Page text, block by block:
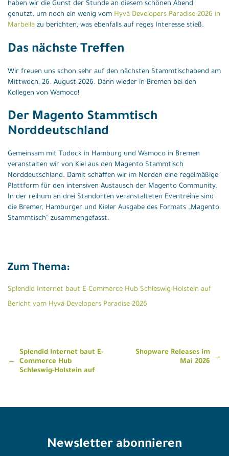
haben wir die Gunst der Stunde an diesem schönen Abend
genutzt, um noch ein wenig vom Hyvä Developers Paradise 2026 in
Marbella zu berichten, was ebenfalls auf reges Interesse stieß.
Das nächste Treffen
Wir freuen uns schon sehr auf den nächsten Stammtischabend am
Mittwoch, 26. August 2026. Dann wieder in Bremen bei den
Kollegen von Wamoco!
Der Magento Stammtisch
Norddeutschland
Gemeinsam mit Tudock in Hamburg und Wamoco in Bremen
veranstalten wir von Kiel aus den Magento Stammtisch
Norddeutschland. Damit schaffen wir im Norden eine regelmäßige
Plattform für den intensiven Austausch der Magento Community.
In der reihum an drei Standorten veranstalteten Eventreihe sind
die Bremer, Hamburger und Kieler Ausgabe des Formats „Magento
Stammtisch“ zusammengefasst.
Zum Thema:
Splendid Internet baut E-Commerce Hub Schleswig-Holstein auf
Bericht vom Hyvä Developers Paradise 2026
Beitragsnavigation
Splendid Internet baut E-
Commerce Hub
Schleswig-Holstein auf
Shopware Releases im
Mai 2026
Newsletter abonnieren